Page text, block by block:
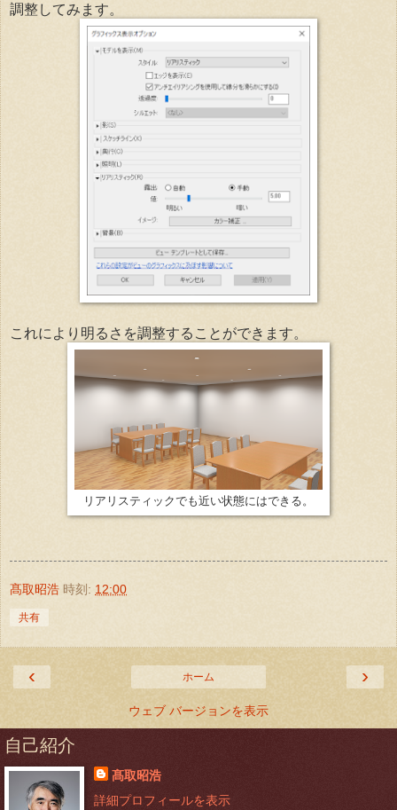
調整してみます。
これにより明るさを調整することができます。
リアリスティックでも近い状態にはできる。
髙取昭浩 時刻: 12:00
共有
‹ ›
ホーム
ウェブ バージョンを表示
自己紹介
髙取昭浩
詳細プロフィールを表示